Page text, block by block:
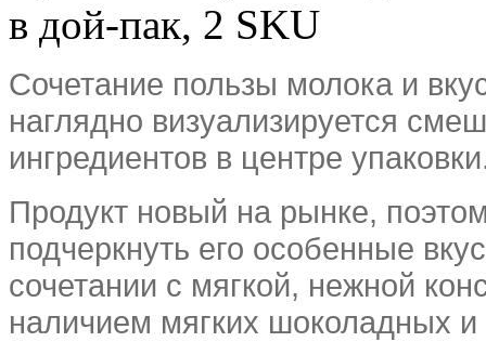
в дой-пак, 2 SKU
Сочетание пользы молока и
наглядно визуализируется
ингредиентов в центре
Продукт новый на рынке,
подчеркнуть его особенные
сочетании с мягкой, нежной
наличием мягких шоколадных